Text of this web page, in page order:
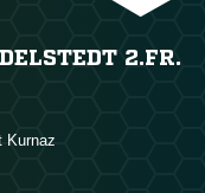
2.FR.
